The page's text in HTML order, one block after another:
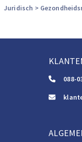
Juridisch >
088-